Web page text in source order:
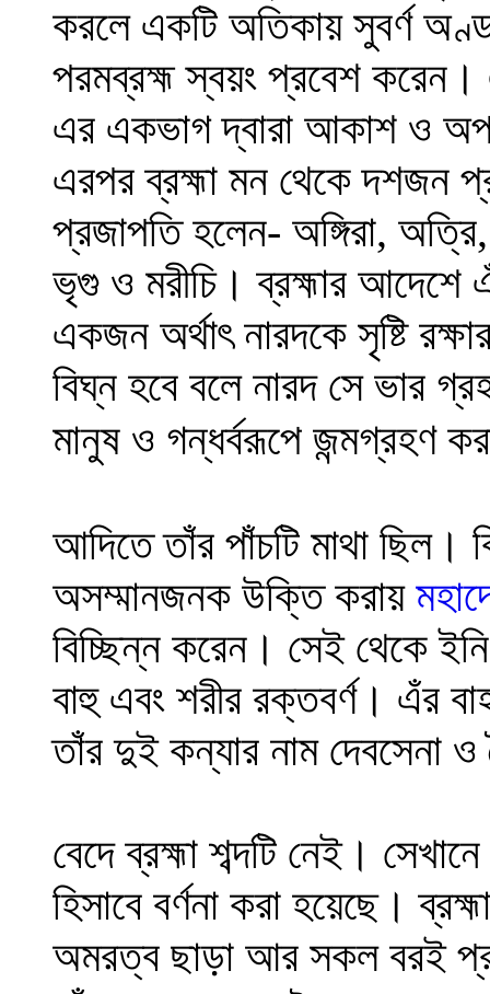
করলে একটি অতিকায় সুবর্ণ অণ্ড
পরমব্রহ্ম স্বয়ং প্রবেশ করেন।
এর একভাগ দ্বারা আকাশ ও
এরপর ব্রহ্মা মন থেকে দশজন
প্রজাপতি হলেন- অঙ্গিরা, অত্রি
ভৃগু ও মরীচি।ব্রহ্মার আদেশে
একজন অর্থাৎ নারদকে সৃষ্টি
বিঘ্ন হবে বলে নারদ সে ভার
মানুষ ও গন্ধর্বরূপে জন্মগ্রহণ
আদিতে তাঁর পাঁচটি মাথা ছিল।
অসম্মানজনক উক্তি করায়
বিচ্ছিন্ন করেন । সেই থেকে
বাহু এবং শরীর রক্তবর্ণ। এঁর
তাঁর দুই কন্যার নাম দেবসেনা ও
বেদে ব্রহ্মা শব্দটি নেই।
হিসাবে বর্ণনা করা হয়েছে।
অমরত্ব ছাড়া আর সকল বরই